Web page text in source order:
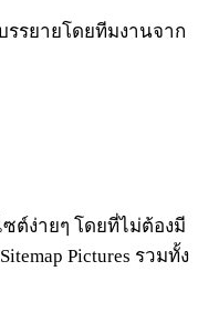
รรยายโดยทีมงานจาก
ต์ง่ายๆ โดยที่ไม่ต้องมี
Pictures รวมทั้ง